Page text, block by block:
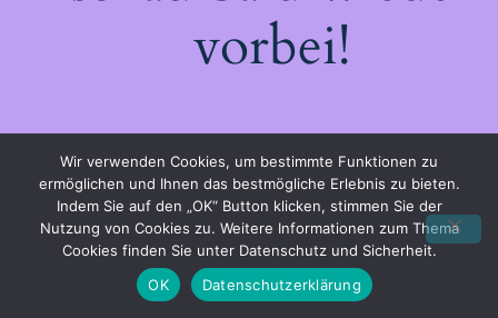
vorbei!
Wir verwenden Cookies, um bestimmte Funktionen zu
ermöglichen und Ihnen das bestmögliche Erlebnis zu bieten.
Indem Sie auf den „OK“ Button klicken, stimmen Sie der
Nutzung von Cookies zu. Weitere Informationen zum Thema
Cookies finden Sie unter Datenschutz und Sicherheit.
OK
Datenschutzerklärung